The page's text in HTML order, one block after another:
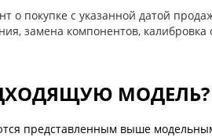
покупке с указанной датой
замена компонентов,
МОДЕЛЬ?
представленным выше